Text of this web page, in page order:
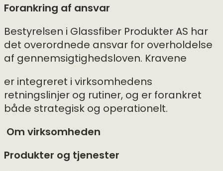
Forankring af ansvar
Bestyrelsen i Glassfiber Produkter AS har
det overordnede ansvar for overholdelse
af gennemsigtighedsloven. Kravene
er integreret i virksomhedens
retningslinjer og rutiner, og er forankret
både strategisk og operationelt.
Om virksomheden
Produkter og tjenester